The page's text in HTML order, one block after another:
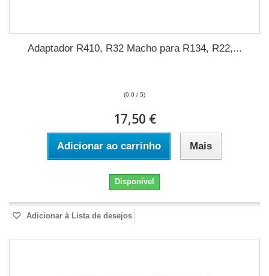
Adaptador R410, R32 Macho para R134, R22,...
(0.0 / 5)
17,50 €
Adicionar ao carrinho Mais
Disponível
Adicionar à Lista de desejos